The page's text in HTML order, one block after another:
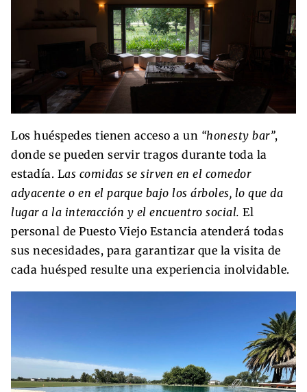
Los huéspedes tienen acceso a un “honesty bar”,
donde se pueden servir tragos durante toda la
estadía. Las comidas se sirven en el comedor
adyacente o en el parque bajo los árboles, lo que da
lugar a la interacción y el encuentro social. El
personal de Puesto Viejo Estancia atenderá todas
sus necesidades, para garantizar que la visita de
cada huésped resulte una experiencia inolvidable.